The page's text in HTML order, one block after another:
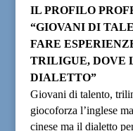
IL PROFILO
“GIOVANI DI
FARE
TRILIGUE, DOVE
DIALETTO”
Giovani di talento,
giocoforza l’inglese
cinese ma il dialetto